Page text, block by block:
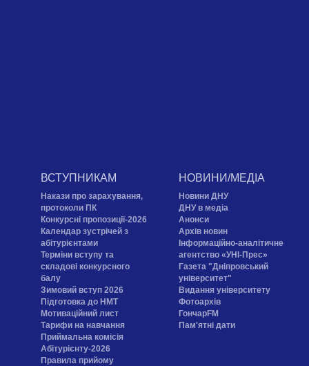
ВСТУПНИКАМ
Накази про зарахування,
протоколи ПК
Конкурсні пропозиції-2026
Календар зустрічей з
абітурієнтами
Терміни вступу та
складові конкурсного
балу
Зимовий вступ 2026
Підготовка до НМТ
Мотиваційний лист
Тарифи на навчання
Приймальна комісія
Абітурієнту-2026
Правила прийому
НОВИНИ/МЕДІА
Новини ДНУ
ДНУ в медіа
Анонси
Архів новин
Інформаційно-аналітичне
агентство «УНІ-Прес»
Газета "Дніпровський
університет"
Видання університету
Фотоархів
ГончарFM
Пам'ятні дати